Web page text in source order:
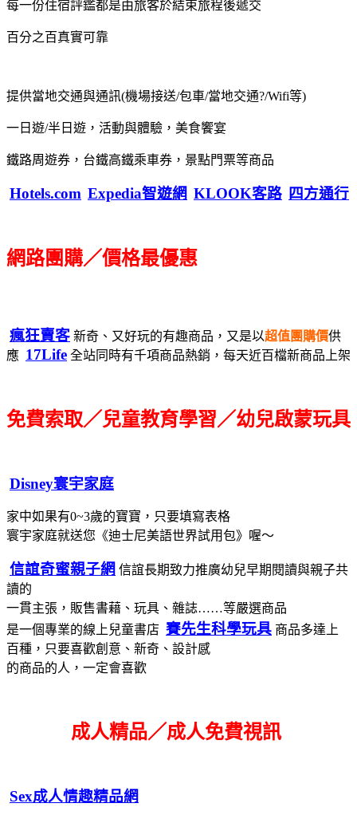
每一份住宿評鑑都是由旅客於結束旅程後遞交
百分之百真實可靠
提供當地交通與通訊(機場接送/包車/當地交通?/Wifi等)
一日遊/半日遊，活動與體驗，美食饗宴
鐵路周遊券，台鐵高鐵乘車券，景點門票等商品
Hotels.com Expedia智遊網 KLOOK客路 四方通行
網路團購／價格最優惠
瘋狂賣客 新奇、又好玩的有趣商品，又是以超值團購價供
應 17Life 全站同時有千項商品熱銷，每天近百檔新商品上架
免費索取／兒童教育學習／幼兒啟蒙玩具
Disney寰宇家庭
家中如果有0~3歲的寶寶，只要填寫表格
寰宇家庭就送您《迪士尼美語世界試用包》喔～
信誼奇蜜親子網 信誼長期致力推廣幼兒早期閱讀與親子共
讀的
一貫主張，販售書藉、玩具、雜誌……等嚴選商品
是一個專業的線上兒童書店 賽先生科學玩具 商品多達上
百種，只要喜歡創意、新奇、設計感
的商品的人，一定會喜歡
成人精品／成人免費視訊
Sex成人情趣精品網